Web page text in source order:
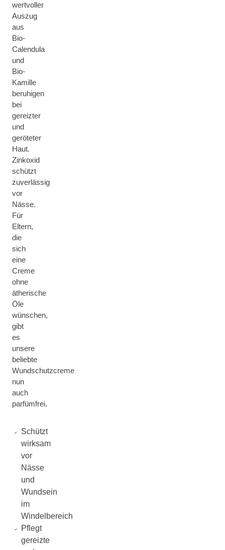
wertvoller
Auszug
aus
Bio-
Calendula
und
Bio-
Kamille
beruhigen
bei
gereizter
und
geröteter
Haut.
Zinkoxid
schützt
zuverlässig
vor
Nässe.
Für
Eltern,
die
sich
eine
Creme
ohne
ätherische
Öle
wünschen,
gibt
es
unsere
beliebte
Wundschutzcreme
nun
auch
parfümfrei.
Schützt
wirksam
vor
Nässe
und
Wundsein
im
Windelbereich
Pflegt
gereizte